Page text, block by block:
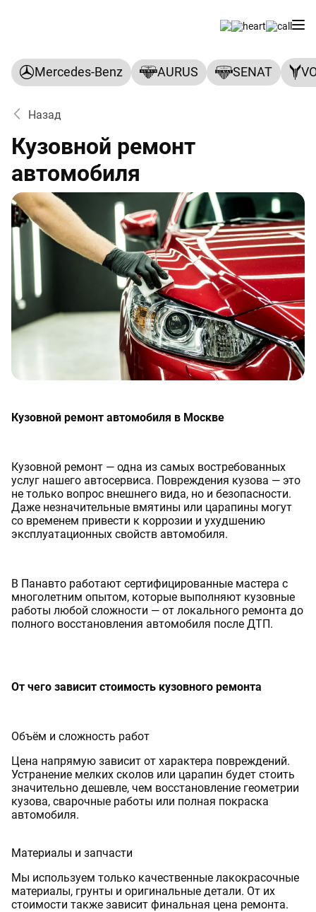
Mercedes-Benz AURUS SENAT
Назад
Кузовной ремонт
автомобиля
Кузовной ремонт автомобиля в Москве
Кузовной ремонт — одна из самых востребованных
услуг нашего автосервиса. Повреждения кузова — это
не только вопрос внешнего вида, но и безопасности.
Даже незначительные вмятины или царапины могут
со временем привести к коррозии и ухудшению
эксплуатационных свойств автомобиля.
В Панавто работают сертифицированные мастера с
многолетним опытом, которые выполняют кузовные
работы любой сложности — от локального ремонта до
полного восстановления автомобиля после ДТП.
От чего зависит стоимость кузовного ремонта
Объём и сложность работ
Цена напрямую зависит от характера повреждений.
Устранение мелких сколов или царапин будет стоить
значительно дешевле, чем восстановление геометрии
кузова, сварочные работы или полная покраска
автомобиля.
Материалы и запчасти
Мы используем только качественные лакокрасочные
материалы, грунты и оригинальные детали. От их
стоимости также зависит финальная цена ремонта.